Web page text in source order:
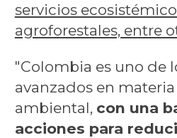
servicios
agroforestales, entre
"Colombia es uno de
avanzados en
ambiental, con una
acciones para